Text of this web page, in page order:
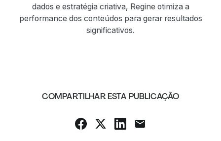
dados e estratégia criativa, Regine otimiza a
performance dos conteúdos para gerar resultados
significativos.
COMPARTILHAR ESTA PUBLICAÇÃO